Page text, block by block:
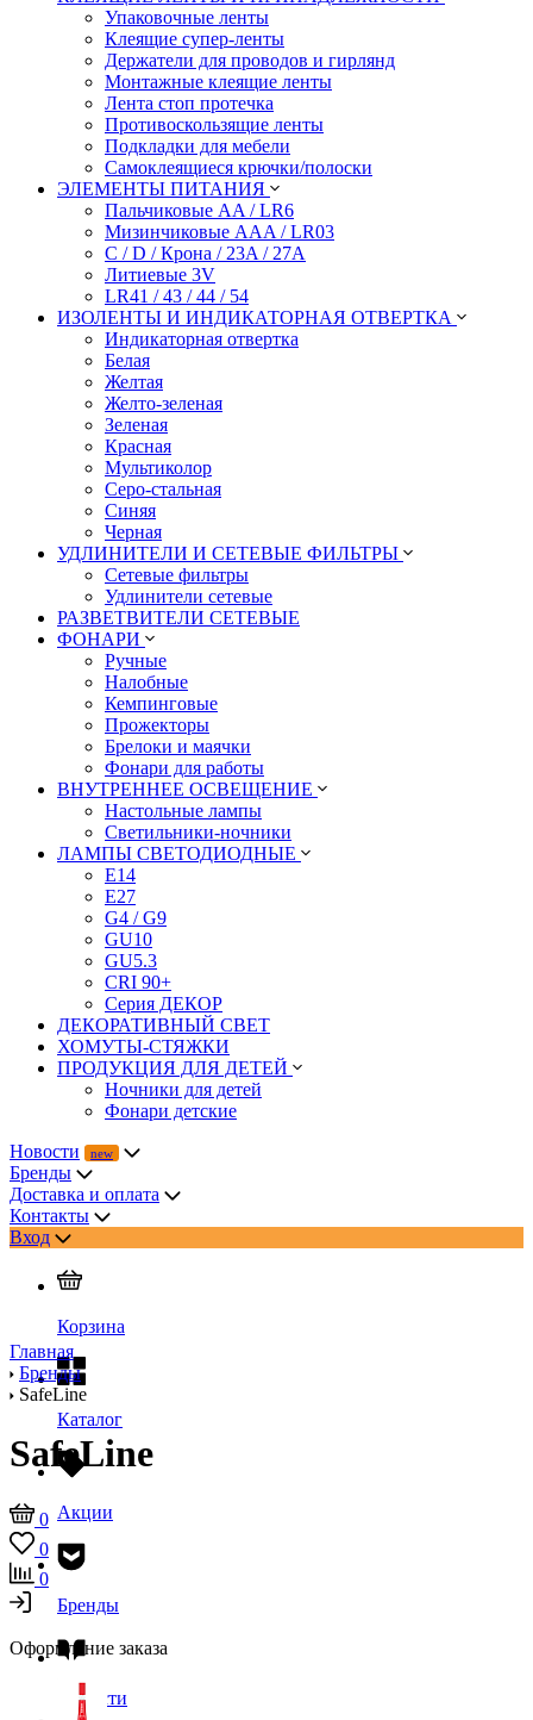
Упаковочные ленты
Клеящие супер-ленты
Держатели для проводов и гирлянд
Монтажные клеящие ленты
Лента стоп протечка
Противоскользящие ленты
Подкладки для мебели
Самоклеящиеся крючки/полоски
ЭЛЕМЕНТЫ ПИТАНИЯ
Пальчиковые AA / LR6
Мизинчиковые AAA / LR03
C / D / Крона / 23A / 27A
Литиевые 3V
LR41 / 43 / 44 / 54
ИЗОЛЕНТЫ И ИНДИКАТОРНАЯ ОТВЕРТКА
Индикаторная отвертка
Белая
Желтая
Желто-зеленая
Зеленая
Красная
Мультиколор
Серо-стальная
Синяя
Черная
УДЛИНИТЕЛИ И СЕТЕВЫЕ ФИЛЬТРЫ
Сетевые фильтры
Удлинители сетевые
РАЗВЕТВИТЕЛИ СЕТЕВЫЕ
ФОНАРИ
Ручные
Налобные
Кемпинговые
Прожекторы
Брелоки и маячки
Фонари для работы
ВНУТРЕННЕЕ ОСВЕЩЕНИЕ
Настольные лампы
Светильники-ночники
ЛАМПЫ СВЕТОДИОДНЫЕ
E14
E27
G4 / G9
GU10
GU5.3
CRI 90+
Серия ДЕКОР
ДЕКОРАТИВНЫЙ СВЕТ
ХОМУТЫ-СТЯЖКИ
ПРОДУКЦИЯ ДЛЯ ДЕТЕЙ
Ночники для детей
Фонари детские
Новости
Бренды
Доставка и оплата
Контакты
Вход
Корзина
Каталог
Акции
Бренды
Новости
Главная
Бренды
SafeLine
SafeLine
0
0
0
Оформление заказа